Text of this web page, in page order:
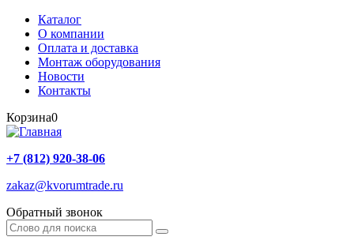
Каталог
О компании
Оплата и доставка
Монтаж оборудования
Новости
Контакты
Корзина0
+7 (812) 920-38-06
zakaz@kvorumtrade.ru
Обратный звонок